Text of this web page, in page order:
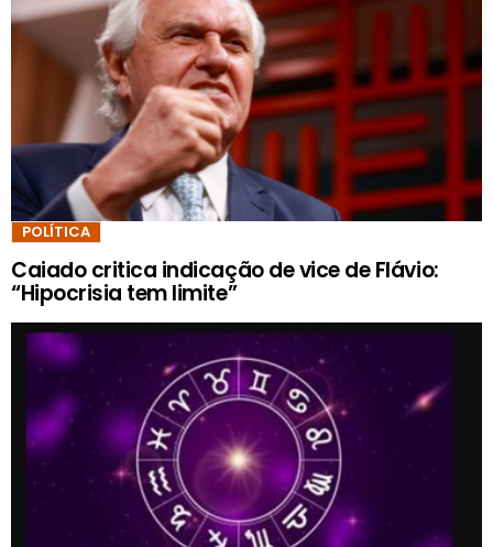
POLÍTICA
Caiado critica indicação de vice de Flávio:
“Hipocrisia tem limite”